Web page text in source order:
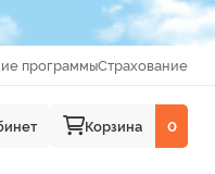
программыСтрахование
Корзина 0